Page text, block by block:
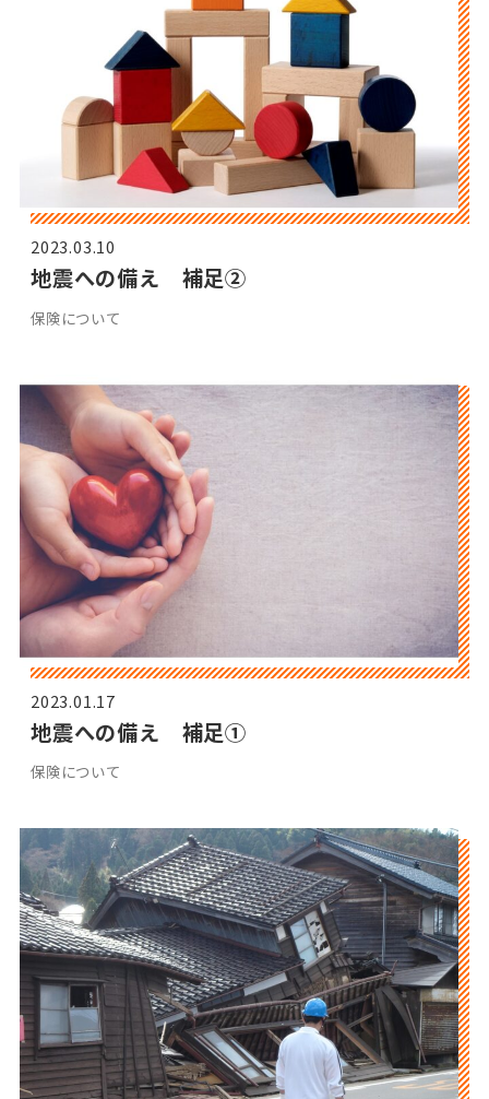
2023.03.10
地震への備え 補足②
保険について
2023.01.17
地震への備え 補足①
保険について